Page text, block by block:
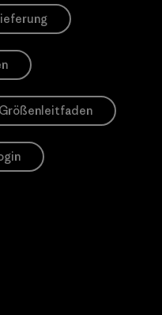
Größenleitfaden